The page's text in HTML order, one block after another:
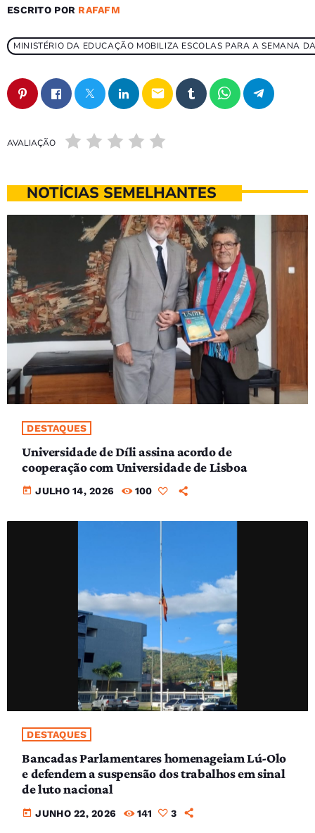
ESCRITO POR RAFAFM
MINISTÉRIO DA EDUCAÇÃO MOBILIZA ESCOLAS PARA A SEMANA
email
AVALIAÇÃO
NOTÍCIAS SEMELHANTES
DESTAQUES
Universidade de Díli assina acordo de
cooperação com Universidade de Lisboa
today JULHO 14, 2026 100
DESTAQUES
Bancadas Parlamentares homenageiam Lú-Olo
e defendem a suspensão dos trabalhos em sinal
de luto nacional
today JUNHO 22, 2026 141 3